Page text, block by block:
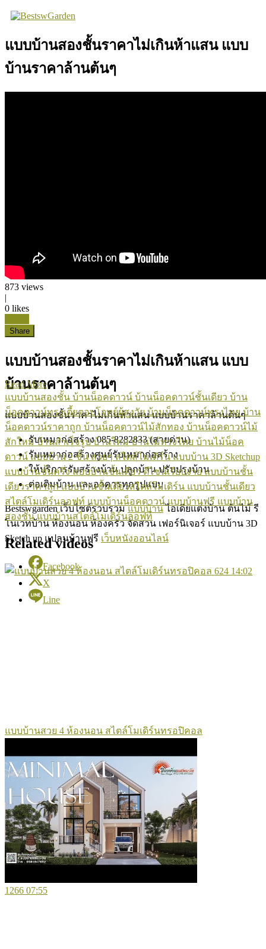
Skip
to
แบบบ้านสองชั้นราคาไม่เกินห้าแสน แบบ
บ้านราคาล้านต้นๆ
873 views
|
0 likes
Share
แบบบ้านสองชั้นราคาไม่เกินห้าแสน แบบ
บ้านราคาล้านต้นๆ
แบบบ้านสองชั้นราคาไม่เกินห้าแสน แบบบ้านราคาล้านต้นๆ
รับเหมาก่อสร้าง 085-8282833 (สายด่วน)
รับเหมาก่อสร้างศูนย์รับเหมาก่อสร้าง
ให้บริการรับสร้างบ้าน ปลูกบ้าน ปรับปรุงบ้าน
ต่อเติมบ้าน และอาคารทุกรูปแบบ
Bestswgarden เว็บไซต์รวบรวมแบบบ้านไอเดียแต่งบ้าน ต้นไม้ รี
โนเวทบ้าน ห้องนอน ห้องครัว จัดสวน เฟอร์นิเจอร์ แบบบ้าน 3D
Sketch up แปลนบ้านฟรี เว็บหนังออนไลน์
Facebook
X
Line
Read More
แบบบ้านสองชั้น บ้านน็อคดาวน์ บ้านน็อคดาวน์ชั้นเดียว บ้าน
น็อคดาวน์ทรงเตี้ยตอบโจทย์ผู้สูงวัยบ้านน็อคดาวน์ทรงไทยบ้าน
น็อคดาวน์ราคาถูก บ้านน็อคดาวน์ไม้สักทอง บ้านน็อคดาวน์ไม้
สักใหม่บ้านสำเร็จรูปบ้านใหม่บ้านไม้ทรงไทย บ้านไม้น็อค
ดาวน์แบบบ้าน 2 ชั้น สวยๆ สไตส์โมเดิร์นแบบบ้าน 3D Sketchup
แบบบ้านชั้นครึ่งแบบบ้านชั้นเดียว ดีไซน์เรียบง่ายแบบบ้านชั้น
เดียวราคาถูกแบบบ้านชั้นเดียวสไตล์โมเดิร์น แบบบ้านชั้นเดียว
สไตล์โมเดิร์นลอฟท์ แบบบ้านน็อคดาวน์แบบบ้านฟรี แบบบ้าน
สองชั้นแบบบ้านสไตล์โมเดิร์นลอฟท์
Related videos
624 14:02
แบบบ้านสวย 4 ห้องนอน สไตล์โมเดิร์นทรอปิคอล
1266 07:55